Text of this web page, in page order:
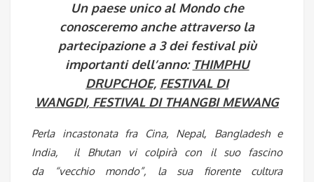
Un paese unico al Mondo che
conosceremo anche attraverso la
partecipazione a 3 dei festival più
importanti dell’anno: THIMPHU
DRUPCHOE, FESTIVAL DI
WANGDI, FESTIVAL DI THANGBI MEWANG
Perla incastonata fra Cina, Nepal, Bangladesh e
India, il Bhutan vi colpirà con il suo fascino
da “vecchio mondo”, la sua fiorente cultura